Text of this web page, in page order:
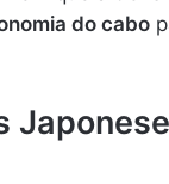
do cabo